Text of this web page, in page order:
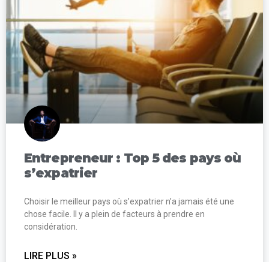
Entrepreneur : Top 5 des pays où
s’expatrier
Choisir le meilleur pays où s’expatrier n’a jamais été une
chose facile. Il y a plein de facteurs à prendre en
considération.
LIRE PLUS »